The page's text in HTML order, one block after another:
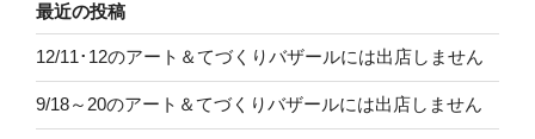
最近の投稿
12/11･12のアート＆てづくりバザールには出店しません
9/18～20のアート＆てづくりバザールには出店しません